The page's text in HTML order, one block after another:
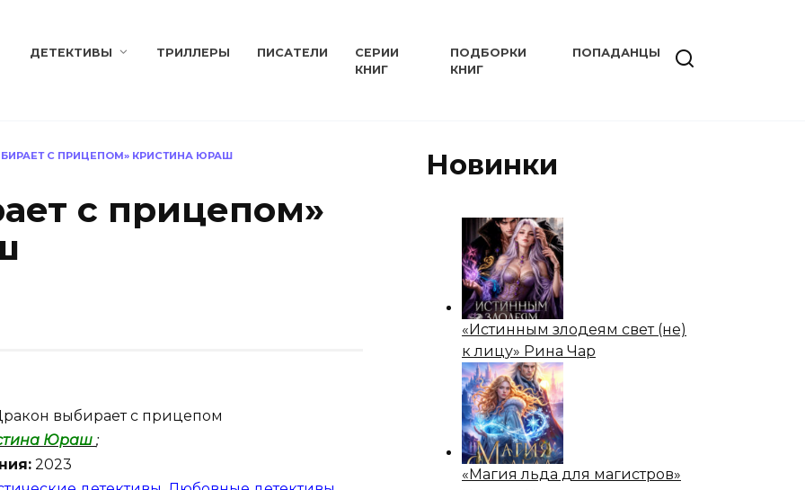
ДЕТЕКТИВЫ ТРИЛЛЕРЫ ПИСАТЕЛИ
СЕРИИ
КНИГ
ПОДБОРКИ
КНИГ
ПОПАДАНЦЫ
С ПРИЦЕПОМ» КРИСТИНА ЮРАШ
с прицепом»
выбирает с прицепом
Юраш ;
2023
Новинки
«Истинным злодеям свет (не)
к лицу» Рина Чар
«Магия льда для магистров»